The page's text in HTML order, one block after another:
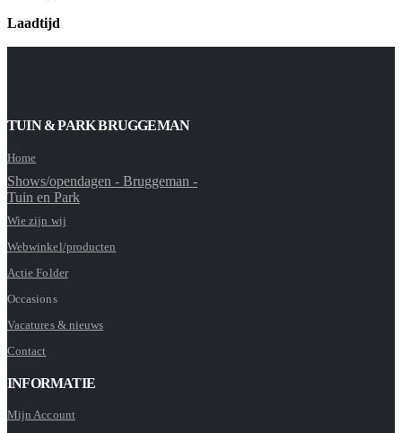
Laadtijd
TUIN & PARK BRUGGEMAN
Home
Shows/opendagen - Bruggeman -
Tuin en Park
Wie zijn wij
Webwinkel/producten
Actie Folder
Occasions
Vacatures & nieuws
Contact
INFORMATIE
Mijn Account